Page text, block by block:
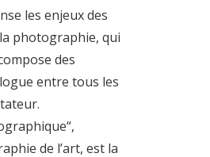
les enjeux des
photographie, qui
des
entre tous les
de l’art, est la